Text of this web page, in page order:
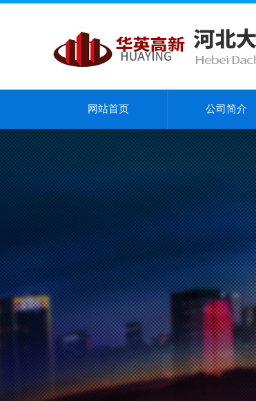
网站首页 公司简介